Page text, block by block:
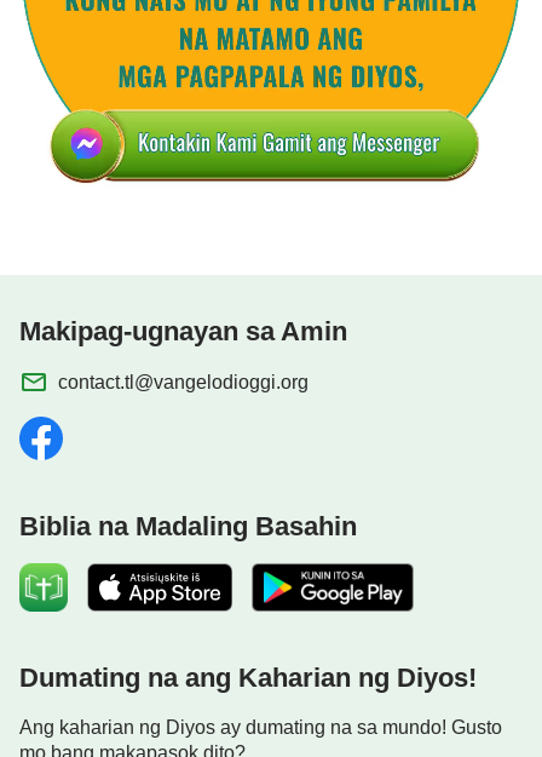
'Pag binuksan ang puso mo sa Diyos
at anyayahan Siyang tumuloy.
mula sa Sumunod sa Cordero at Kumanta ng mga
Bagong Awitin
Makipag-ugnayan sa Amin
contact.tl@vangelodioggi.org
Biblia na Madaling Basahin
Dumating na ang Kaharian ng Diyos!
Ang kaharian ng Diyos ay dumating na sa mundo! Gusto
mo bang makapasok dito?